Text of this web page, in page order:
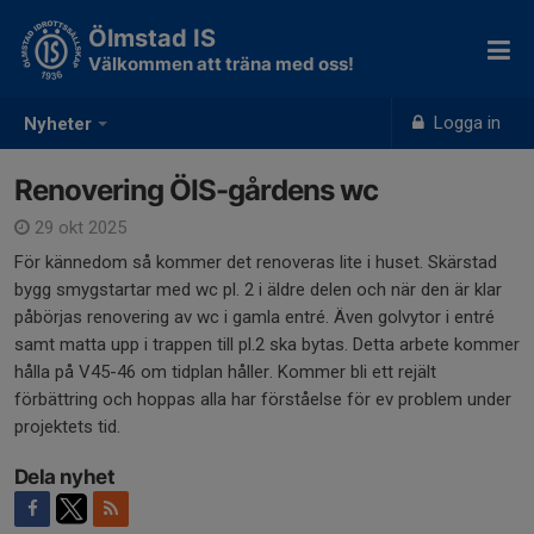
Nyheter Logga in
Ölmstad IS
Välkommen att träna med oss!
Renovering ÖIS-gårdens wc
29 okt 2025
För kännedom så kommer det renoveras lite i huset. Skärstad
bygg smygstartar med wc pl. 2 i äldre delen och när den är klar
påbörjas renovering av wc i gamla entré. Även golvytor i entré
samt matta upp i trappen till pl.2 ska bytas. Detta arbete kommer
hålla på V45-46 om tidplan håller. Kommer bli ett rejält
förbättring och hoppas alla har förståelse för ev problem under
projektets tid.
Dela nyhet